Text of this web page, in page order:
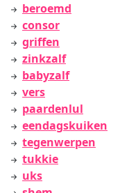
beroemd
consor
griffen
zinkzalf
babyzalf
vers
paardenlul
eendagskuiken
tegenwerpen
tukkie
uks